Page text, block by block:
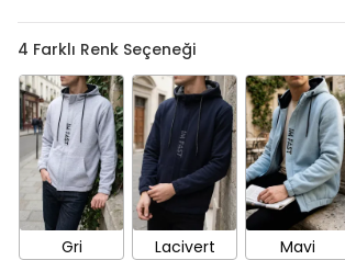
4 Farklı Renk Seçeneği
Gri Lacivert Mavi